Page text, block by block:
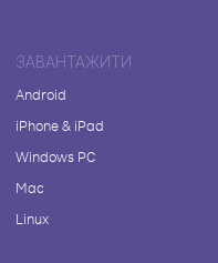
ЗАВАНТАЖИТИ
Android
iPhone & iPad
Windows PC
Mac
Linux